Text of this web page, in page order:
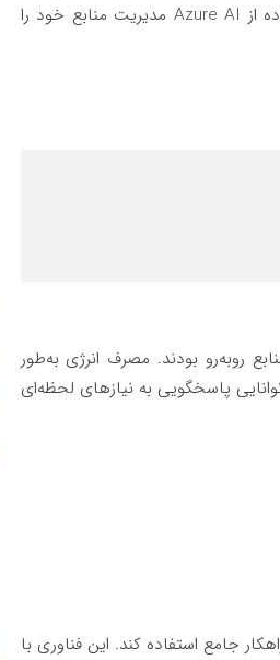
از Azure AI مدیریت منابع خود را
روبه‌رو بودند. مصرف انرژی به‌طور
پاسخگویی به نیازهای لحظه‌ای
جامع استفاده کند. این فناوری با